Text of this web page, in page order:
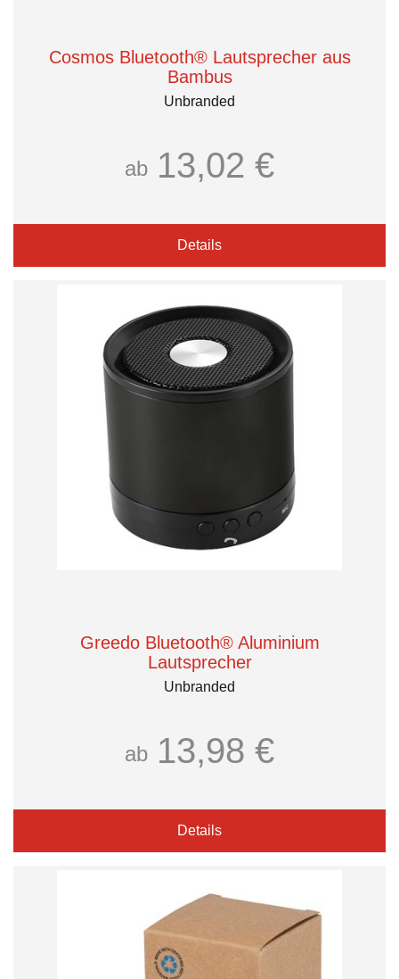
Cosmos Bluetooth® Lautsprecher aus
Bambus
Unbranded
ab 13,02 €
Details
Greedo Bluetooth® Aluminium
Lautsprecher
Unbranded
ab 13,98 €
Details